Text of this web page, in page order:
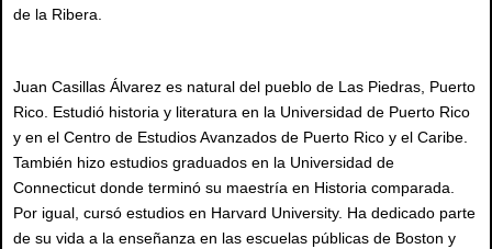
de la Ribera.
Juan Casillas Álvarez es natural del pueblo de Las Piedras, Puerto
Rico. Estudió historia y literatura en la Universidad de Puerto Rico
y en el Centro de Estudios Avanzados de Puerto Rico y el Caribe.
También hizo estudios graduados en la Universidad de
Connecticut donde terminó su maestría en Historia comparada.
Por igual, cursó estudios en Harvard University. Ha dedicado parte
de su vida a la enseñanza en las escuelas públicas de Boston y